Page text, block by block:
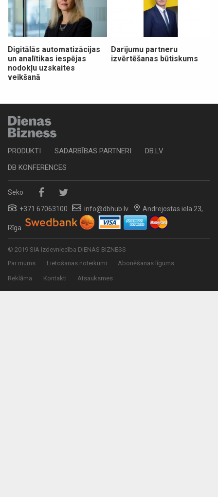
Digitālās automatizācijas
un analītikas iespējas
nodokļu uzskaites
veikšanā
Darījumu partneru
izvērtēšanas būtiskums
PRODUKTI SADARBĪBAS PARTNERI
DB.LV
DB KONFERENCES
Seko
+371 67063100 info@dbhub.lv Andrejostas iela 23,
Rīga
© 2019 SIA Izdevniecība DIENAS BIZNESS
Par mums
Lietošanas noteikumi Abonēšanas līgums
Reklāma Kontakti Atsauksmes